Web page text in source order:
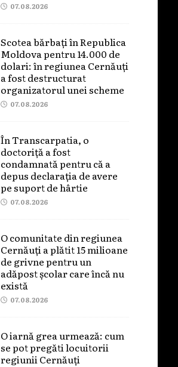
07.08.2026
Scotea bărbați în Republica
Moldova pentru 14.000 de
dolari: în regiunea Cernăuți
a fost destructurat
organizatorul unei scheme
07.08.2026
În Transcarpatia, o
doctoriță a fost
condamnată pentru că a
depus declarația de avere
pe suport de hârtie
07.08.2026
O comunitate din regiunea
Cernăuți a plătit 15 milioane
de grivne pentru un
adăpost școlar care încă nu
există
07.08.2026
O iarnă grea urmează: cum
se pot pregăti locuitorii
regiunii Cernăuți